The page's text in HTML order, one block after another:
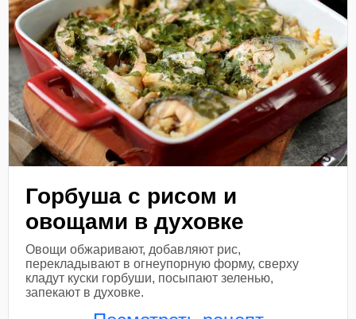
Горбуша с рисом и
овощами в духовке
Овощи обжаривают, добавляют рис,
перекладывают в огнеупорную форму, сверху
кладут куски горбуши, посыпают зеленью,
запекают в духовке.